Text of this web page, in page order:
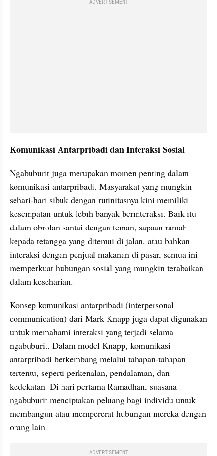
ADVERTISEMENT
Komunikasi Antarpribadi dan Interaksi Sosial
Ngabuburit juga merupakan momen penting dalam
komunikasi antarpribadi. Masyarakat yang mungkin
sehari-hari sibuk dengan rutinitasnya kini memiliki
kesempatan untuk lebih banyak berinteraksi. Baik itu
dalam obrolan santai dengan teman, sapaan ramah
kepada tetangga yang ditemui di jalan, atau bahkan
interaksi dengan penjual makanan di pasar, semua ini
memperkuat hubungan sosial yang mungkin terabaikan
dalam keseharian.
Konsep komunikasi antarpribadi (interpersonal
communication) dari Mark Knapp juga dapat digunakan
untuk memahami interaksi yang terjadi selama
ngabuburit. Dalam model Knapp, komunikasi
antarpribadi berkembang melalui tahapan-tahapan
tertentu, seperti perkenalan, pendalaman, dan
kedekatan. Di hari pertama Ramadhan, suasana
ngabuburit menciptakan peluang bagi individu untuk
membangun atau mempererat hubungan mereka dengan
orang lain.
ADVERTISEMENT